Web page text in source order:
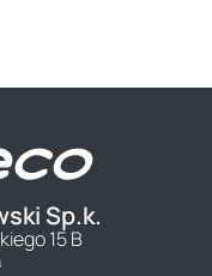
Sp.k.
15 B